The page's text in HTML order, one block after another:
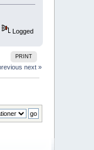
Logged
PRINT
next »